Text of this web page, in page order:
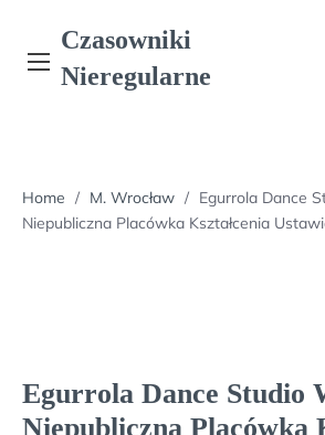
content
Czasowniki
Nieregularne
Home / M. Wrocław / Egurrola Dance
Niepubliczna Placówka Kształcenia
Egurrola Dance Studio
Niepubliczna Placówka